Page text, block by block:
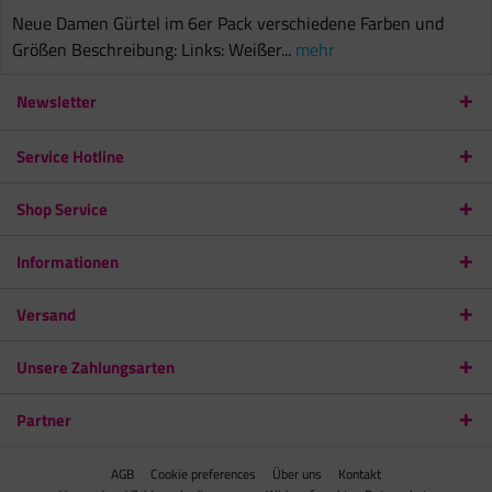
Neue Damen Gürtel im 6er Pack verschiedene Farben und
Größen Beschreibung: Links: Weißer... mehr
Newsletter
Service Hotline
Shop Service
Informationen
Versand
Unsere Zahlungsarten
Partner
AGB Cookie preferences Über uns
Kontakt